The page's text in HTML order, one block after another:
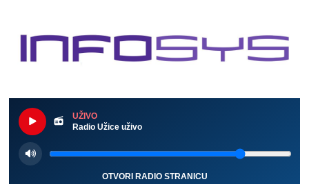
UŽIVO
Radio Užice uživo
OTVORI RADIO STRANICU